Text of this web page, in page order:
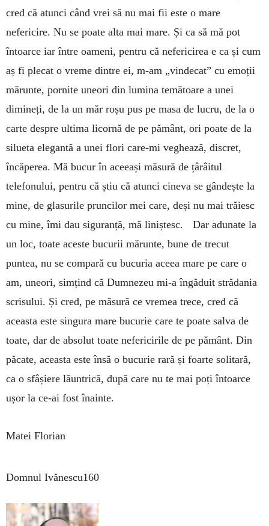
cred că atunci când vrei să nu mai fii este o mare
nefericire. Nu se poate alta mai mare. Și ca să mă pot
întoarce iar între oameni, pentru că nefericirea e ca și cum
aș fi plecat o vreme dintre ei, m-am „vindecat” cu emoții
mărunte, pornite uneori din lumina temătoare a unei
dimineți, de la un măr roșu pus pe masa de lucru, de la o
carte despre ultima licornă de pe pământ, ori poate de la
silueta elegantă a unei flori care-mi veghează, discret,
încăperea. Mă bucur în aceeași măsură de țârâitul
telefonului, pentru că știu că atunci cineva se gândește la
mine, de glasurile pruncilor mei care, deși nu mai trăiesc
cu mine, îmi dau siguranță, mă liniștesc. Dar adunate la
un loc, toate aceste bucurii mărunte, bune de trecut
puntea, nu se compară cu bucuria aceea mare pe care o
am, uneori, simțind că Dumnezeu mi-a îngăduit strădania
scrisului. Și cred, pe măsură ce vremea trece, cred că
aceasta este singura mare bucurie care te poate salva de
toate, dar de absolut toate nefericirile de pe pământ. Din
păcate, aceasta este însă o bucurie rară și foarte solitară,
ca o sfâșiere lăuntrică, după care nu te mai poți întoarce
ușor la ce-ai fost înainte.
Matei Florian
Domnul Ivănescu160